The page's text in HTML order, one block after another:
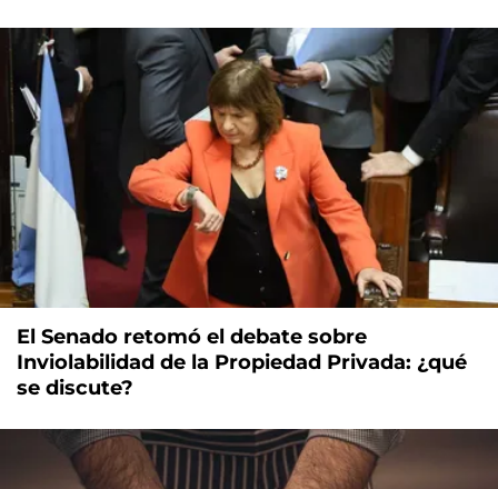
El Senado retomó el debate sobre
Inviolabilidad de la Propiedad Privada: ¿qué
se discute?